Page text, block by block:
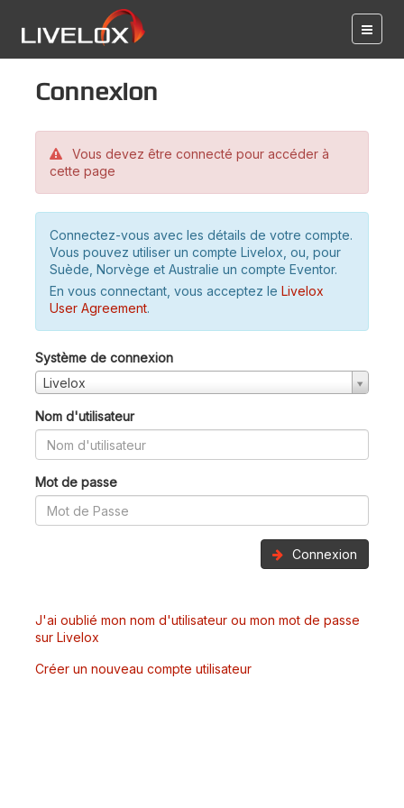
Connexion
Vous devez être connecté pour accéder à
cette page
Connectez-vous avec les détails de votre compte.
Vous pouvez utiliser un compte Livelox, ou, pour
Suède, Norvège et Australie un compte Eventor.
En vous connectant, vous acceptez le Livelox
User Agreement.
Système de connexion
Livelox
Nom d'utilisateur
Mot de passe
Connexion
J'ai oublié mon nom d'utilisateur ou mon mot de passe
sur Livelox
Créer un nouveau compte utilisateur